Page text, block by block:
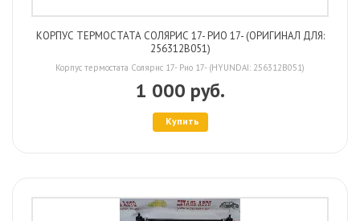
КОРПУС ТЕРМОСТАТА СОЛЯРИС 17- РИО 17- (ОРИГИНАЛ ДЛЯ:
256312B051)
Корпус термостата Солярис 17- Рио 17- (HYUNDAI: 256312B051)
1 000 руб.
Купить